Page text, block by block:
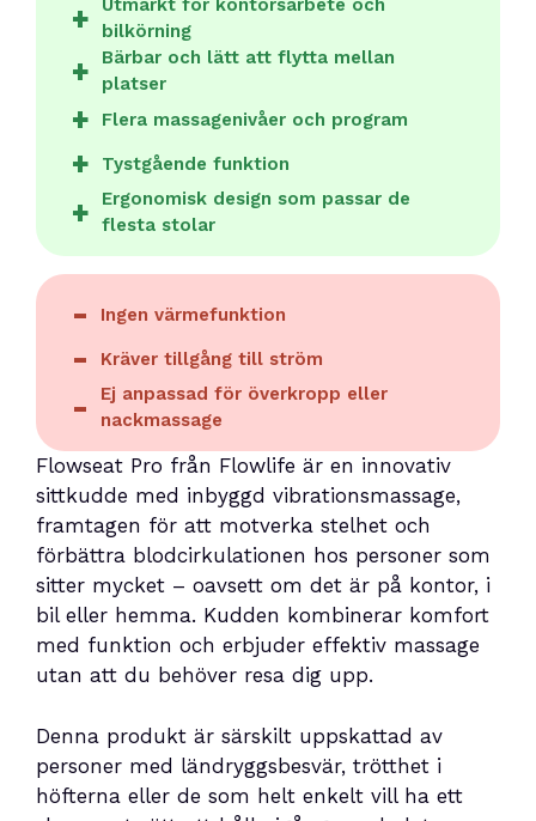
Utmärkt för kontorsarbete och
bilkörning
Bärbar och lätt att flytta mellan
platser
Flera massagenivåer och program
Tystgående funktion
Ergonomisk design som passar de
flesta stolar
Ingen värmefunktion
Kräver tillgång till ström
Ej anpassad för överkropp eller
nackmassage
Flowseat Pro från Flowlife är en innovativ
sittkudde med inbyggd vibrationsmassage,
framtagen för att motverka stelhet och
förbättra blodcirkulationen hos personer som
sitter mycket – oavsett om det är på kontor, i
bil eller hemma. Kudden kombinerar komfort
med funktion och erbjuder effektiv massage
utan att du behöver resa dig upp.
Denna produkt är särskilt uppskattad av
personer med ländryggsbesvär, trötthet i
höfterna eller de som helt enkelt vill ha ett